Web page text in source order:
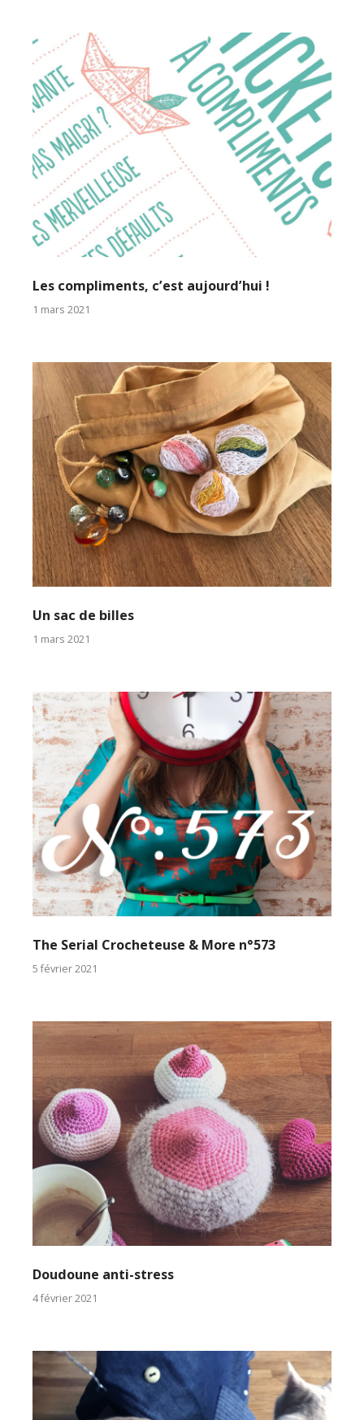
Les compliments, c’est aujourd’hui !
1 mars 2021
Un sac de billes
1 mars 2021
The Serial Crocheteuse & More n°573
5 février 2021
Doudoune anti-stress
4 février 2021